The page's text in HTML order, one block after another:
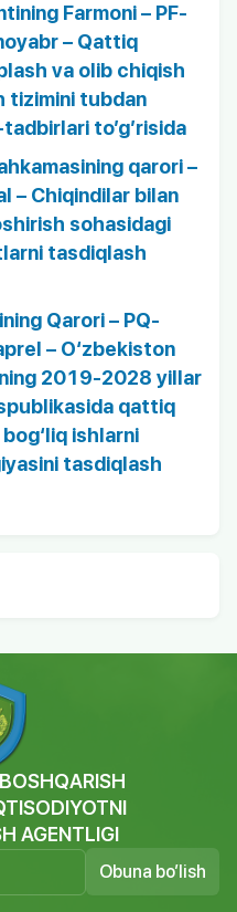
Farmoni – PF-
– Qattiq
va olib chiqish
tizimini tubdan
to’g’risida
qarori –
– Chiqindilar bilan
sohasidagi
tasdiqlash
Qarori – PQ-
– O‘zbekiston
2019-2028 yillar
qattiq
ishlarni
tasdiqlash
AGENTLIGI
Obuna bo’lish